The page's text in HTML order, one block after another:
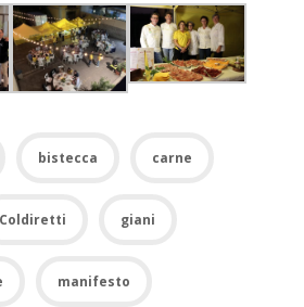
bistecca carne
Coldiretti giani
manifesto